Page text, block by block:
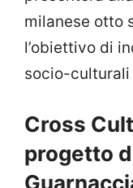
milanese otto
l’obiettivo di
socio-culturali
Cross
progetto